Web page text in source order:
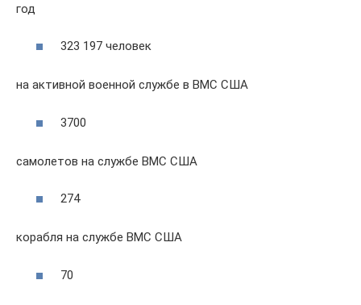
год
323 197 человек
на активной военной службе в ВМС США
3700
самолетов на службе ВМС США
274
корабля на службе ВМС США
70